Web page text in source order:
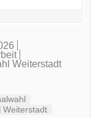
Weiterstadt
Weiterstadt